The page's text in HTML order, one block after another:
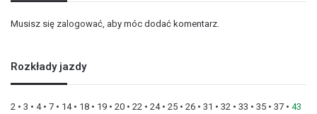
Musisz się zalogować , aby móc dodać komentarz.
Rozkłady jazdy
2 • 3 • 4• 7 • 14• 18 • 19 • 20 • 22 • 24• 25 • 26 • 31 • 32 • 33 • 35 • 37 • 43